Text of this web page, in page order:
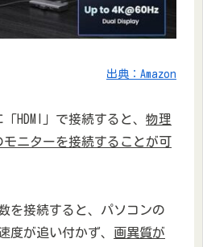
出典：Amazon
HDMI」で接続すると、 物理
ニターを接続することが可
を接続すると、パソコンの
度が追い付かず、 画異質が